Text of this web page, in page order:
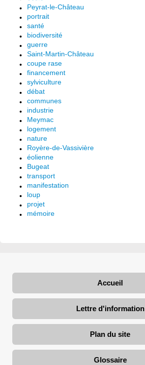
Peyrat-le-Château
portrait
santé
biodiversité
guerre
Saint-Martin-Château
coupe rase
financement
sylviculture
débat
communes
industrie
Meymac
logement
nature
Royère-de-Vassivière
éolienne
Bugeat
transport
manifestation
loup
projet
mémoire
Accueil
Lettre d'information
Plan du site
Glossaire